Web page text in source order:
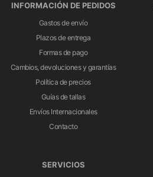
INFORMACIÓN DE PEDIDOS
Gastos de envío
Plazos de entrega
Formas de pago
Cambios, devoluciones y garantías
Política de precios
Guías de tallas
Envíos Internacionales
Contacto
SERVICIOS